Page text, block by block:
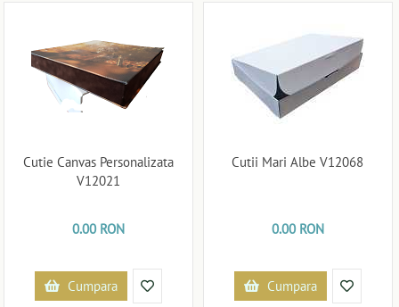
Cutie Canvas Personalizata
V12021
0.00 RON
Cumpara
Cutii Mari Albe V12068
0.00 RON
Cumpara